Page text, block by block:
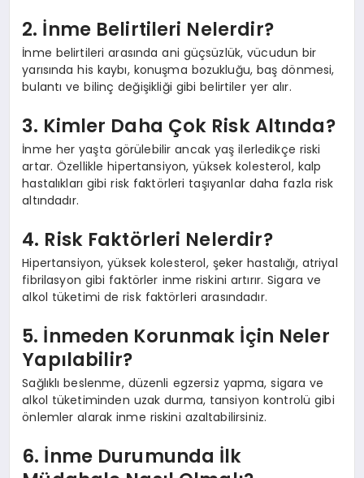
2. İnme Belirtileri Nelerdir?
İnme belirtileri arasında ani güçsüzlük, vücudun bir
yarısında his kaybı, konuşma bozukluğu, baş dönmesi,
bulantı ve bilinç değişikliği gibi belirtiler yer alır.
3. Kimler Daha Çok Risk Altında?
İnme her yaşta görülebilir ancak yaş ilerledikçe riski
artar. Özellikle hipertansiyon, yüksek kolesterol, kalp
hastalıkları gibi risk faktörleri taşıyanlar daha fazla risk
altındadır.
4. Risk Faktörleri Nelerdir?
Hipertansiyon, yüksek kolesterol, şeker hastalığı, atriyal
fibrilasyon gibi faktörler inme riskini artırır. Sigara ve
alkol tüketimi de risk faktörleri arasındadır.
5. İnmeden Korunmak İçin Neler
Yapılabilir?
Sağlıklı beslenme, düzenli egzersiz yapma, sigara ve
alkol tüketiminden uzak durma, tansiyon kontrolü gibi
önlemler alarak inme riskini azaltabilirsiniz.
6. İnme Durumunda İlk